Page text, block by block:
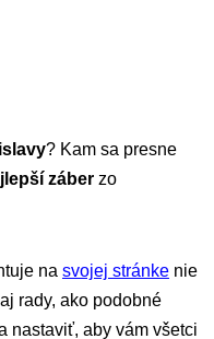
? Kam sa presne
záber zo
na svojej stránke nie
rady, ako podobné
nastaviť, aby vám všetci